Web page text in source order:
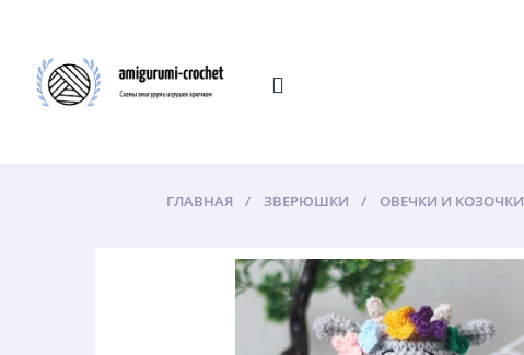
ГЛАВНАЯ ЗВЕРЮШКИ ОВЕЧКИ И КОЗОЧКИ